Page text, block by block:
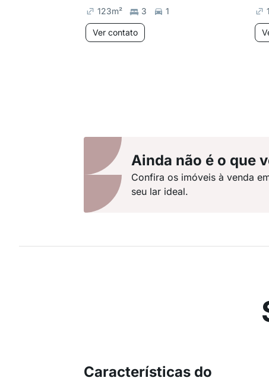
123m² 3 1
Ver contato
Ainda não é o que
Confira os imóveis à venda
seu lar ideal.
Características do